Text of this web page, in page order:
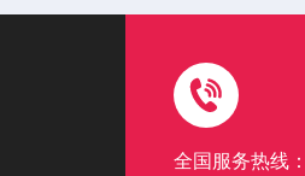
全国服务热线：